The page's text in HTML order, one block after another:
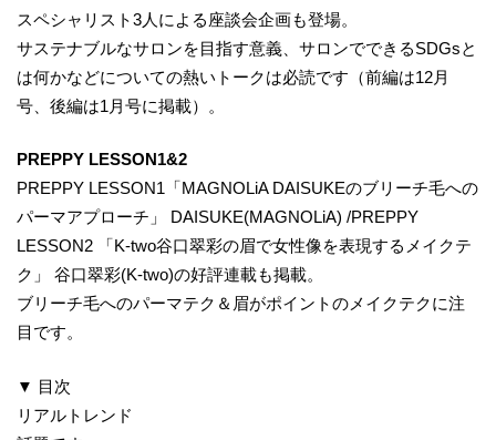
スペシャリスト3人による座談会企画も登場。
サステナブルなサロンを目指す意義、サロンでできるSDGsと
は何かなどについての熱いトークは必読です（前編は12月
号、後編は1月号に掲載）。
PREPPY LESSON1&2
PREPPY LESSON1「MAGNOLiA DAISUKEのブリーチ毛への
パーマアプローチ」 DAISUKE(MAGNOLiA) /PREPPY
LESSON2 「K-two谷口翠彩の眉で女性像を表現するメイクテ
ク」 谷口翠彩(K-two)の好評連載も掲載。
ブリーチ毛へのパーマテク＆眉がポイントのメイクテクに注
目です。
▼ 目次
リアルトレンド